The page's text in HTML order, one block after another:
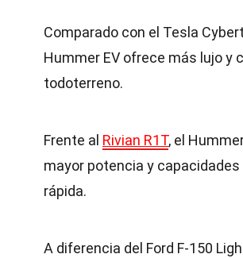
Comparado con el Tesla
Hummer EV ofrece más lujo y
todoterreno.
Frente al Rivian R1T, el
mayor potencia y capacidades
rápida.
A diferencia del Ford F-150